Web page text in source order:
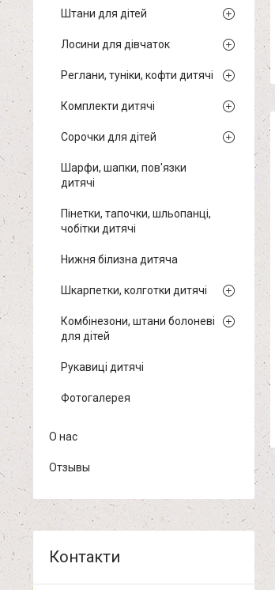
Штани для дітей
Лосини для дівчаток
Реглани, туніки, кофти дитячі
Комплекти дитячі
Сорочки для дітей
Шарфи, шапки, пов'язки
дитячі
Пінетки, тапочки, шльопанці,
чобітки дитячі
Нижня білизна дитяча
Шкарпетки, колготки дитячі
Комбінезони, штани болоневі
для дітей
Рукавиці дитячі
Фотогалерея
О нас
Отзывы